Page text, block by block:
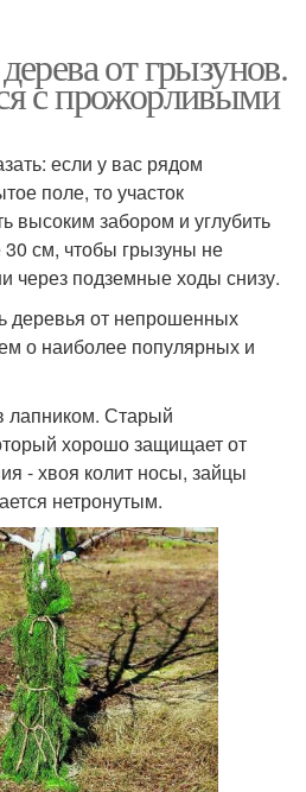
от грызунов.
с прожорливыми
если у вас рядом
поле, то участок
высоким забором и углубить
30 см, чтобы грызуны не
через подземные ходы снизу.
деревья от непрошенных
о наиболее популярных и
лапником. Старый
хорошо защищает от
- хвоя колит носы, зайцы
нетронутым.